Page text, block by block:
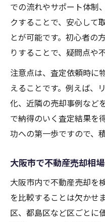
での流れやサポート体制
クすることで、安心して
とが可能です。初心者の
りすることで、疑問点や
注意点は、査定依頼時に
えることです。例えば、
化、近隣の売却事例など
で納得のいく査定結果を
功への第一歩ですので、
大阪市で不動産売却相
大阪市内で不動産売却を
を比較することは欠かせ
区、都島区など区ごとに